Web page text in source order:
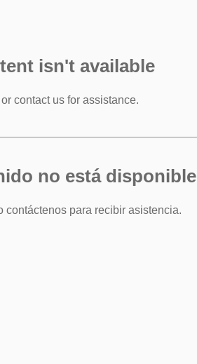
isn't available
contact us for assistance.
no está disponible
contáctenos para recibir asistencia.